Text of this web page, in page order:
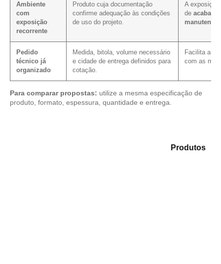
Ambiente
com
exposição
recorrente
Produto cuja documentação
confirme adequação às condições
de uso do projeto.
A
de
Pedido
técnico já
organizado
Medida, bitola, volume necessário
e cidade de entrega definidos para
cotação.
Facilita a
com as
Para comparar propostas: utilize a mesma especificação de
produto, formato, espessura, quantidade e entrega.
Produtose